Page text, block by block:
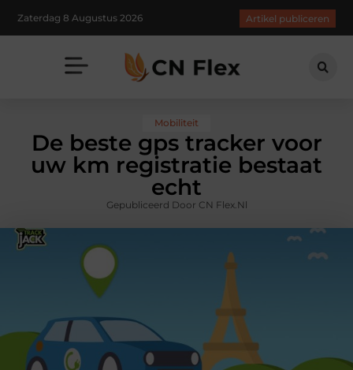
Zaterdag 8 Augustus 2026 Artikel publiceren
Mobiliteit
De beste gps tracker voor
uw km registratie bestaat
echt
Gepubliceerd Door CN Flex.nl